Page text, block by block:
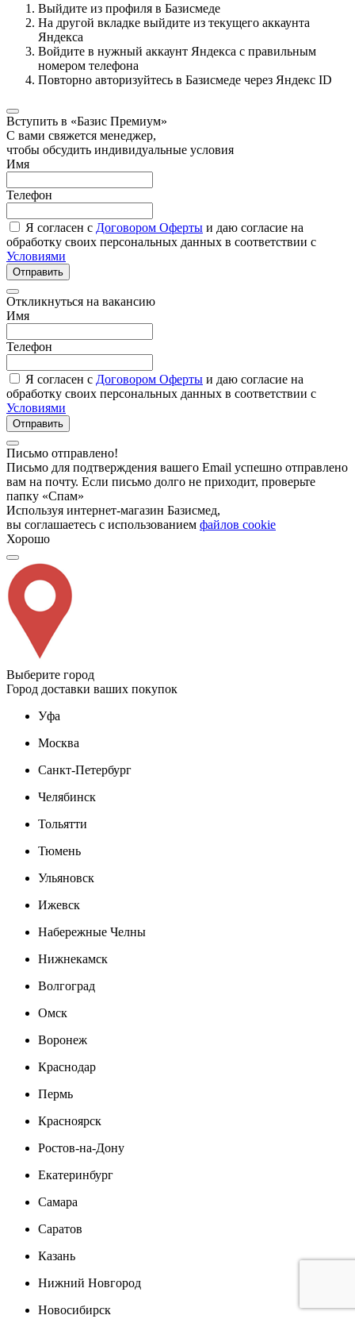
Выйдите из профиля в Базисмеде
На другой вкладке выйдите из текущего аккаунта
Яндекса
Войдите в нужный аккаунт Яндекса с правильным
номером телефона
Повторно авторизуйтесь в Базисмеде через Яндекс ID
Вступить в «Базис Премиум»
С вами свяжется менеджер,
чтобы обсудить индивидуальные условия
Имя
Телефон
Я согласен с Договором Оферты и даю согласие на
обработку своих персональных данных в соответствии с
Условиями
Отправить
Откликнуться на вакансию
Имя
Телефон
Я согласен с Договором Оферты и даю согласие на
обработку своих персональных данных в соответствии с
Условиями
Отправить
Письмо отправлено!
Письмо для подтверждения вашего Email успешно отправлено
вам на почту. Если письмо долго не приходит, проверьте
папку «Спам»
Используя интернет-магазин Базисмед,
вы соглашаетесь с использованием файлов cookie
Хорошо
Выберите город
Город доставки ваших покупок
Уфа
Москва
Санкт-Петербург
Челябинск
Тольятти
Тюмень
Ульяновск
Ижевск
Набережные Челны
Нижнекамск
Волгоград
Омск
Воронеж
Краснодар
Пермь
Красноярск
Ростов-на-Дону
Екатеринбург
Самара
Саратов
Казань
Нижний Новгород
Новосибирск